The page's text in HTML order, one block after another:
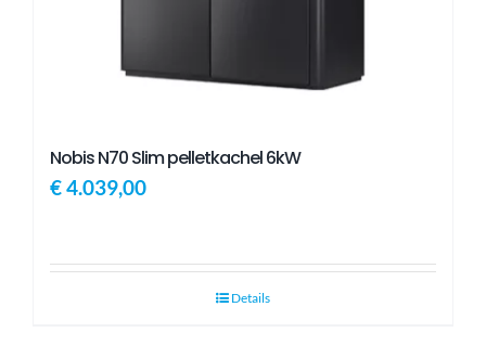
Nobis N70 Slim pelletkachel 6kW
€4.039,00
Details